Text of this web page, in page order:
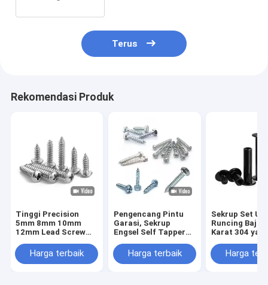
Terus
Rekomendasi Produk
Tinggi Precision
5mm 8mm 10mm
12mm Lead Screw
T10 T12 Stainless
Steel Trapezoidal
Harga terbaik
Pengencang Pintu
Garasi, Sekrup
Engsel Self Tapper
Karet, Baut Trek
Harga terbaik
Sekrup Set
Runcing Baja
Karat 304
M5 M6 M8
Sekrup Grub
Harga